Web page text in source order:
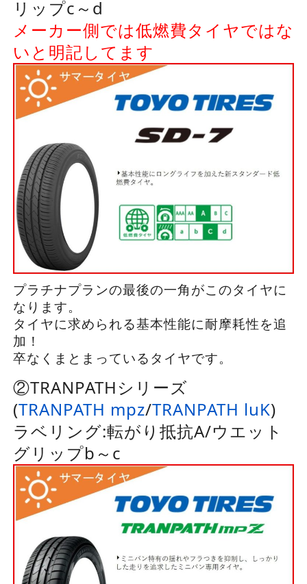
リップc～d
メーカー側では低燃費タイヤではな
いと明記してます
プラチナプランの最後の一角がこのタイヤに
なります。
タイヤに求められる基本性能に耐摩耗性を追
加！
卒なくまとまっているタイヤです。
②TRANPATHシリーズ
(TRANPATH mpz/TRANPATH luK)
ラベリング:転がり抵抗A/ウエット
グリップb～c